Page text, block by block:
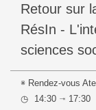
Retour sur la première université d’hiver
RésIn -
sciences
Rendez-vous
14:30 ⇥ 17:30